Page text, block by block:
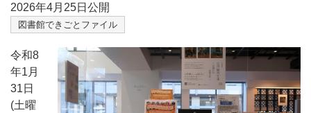
2026年4月25日 公開
図書館できごとファイル
令和8
年1月
31日
(土曜